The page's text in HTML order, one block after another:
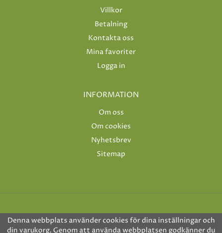
Villkor
Betalning
Kontakta oss
Mina favoriter
Logga in
INFORMATION
Om oss
Om cookies
Nyhetsbrev
Sitemap
Denna webbplats använder cookies för dina inställningar och
din varukorg. Genom att använda webbplatsen godkänner du